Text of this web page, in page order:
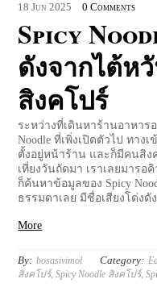
18 Jun 2025 0 Comments
Spicy
ดังจากไต้ห
สิงคโปร์
ระหว่างที่เดินหาร้านอาหาร
Noodle ที่เพิ่งเปิดตัวไป ทา
ตั้งอยู่หน้าร้าน และก็มีคนสิง
เที่ยงวันถัดมา เราเลยมาร
ก็ค้นหาข้อมูลของ Spicy
ธรรมดาเลย มีชื่อเสียงโด่งดั
More
By: bosasivimol Category:
สิงคโปร์,Spicy Noodle สิงคโปร์,